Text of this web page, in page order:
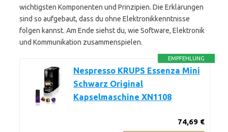
wichtigsten Komponenten und Prinzipien. Die Erklärungen
sind so aufgebaut, dass du ohne Elektronikkenntnisse
folgen kannst. Am Ende siehst du, wie Software, Elektronik
und Kommunikation zusammenspielen.
EMPFEHLUNG
Nespresso KRUPS Essenza Mini
Schwarz Original
Kapselmaschine XN1108
74,69 €